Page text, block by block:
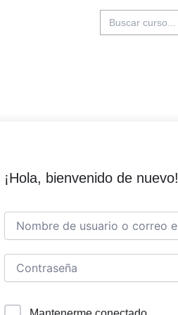
Buscar:
¡Hola, bienvenido de nuevo!